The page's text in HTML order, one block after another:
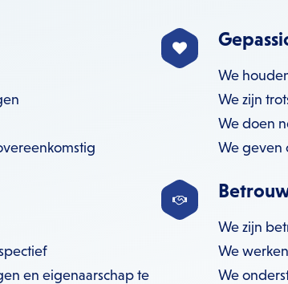
en eigenaarschap te
We
We zijn
We doen
We geven
We zijn
We
We